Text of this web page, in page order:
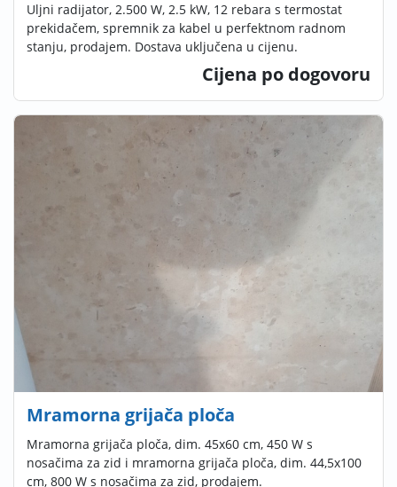
Uljni radijator, 2.500 W, 2.5 kW, 12 rebara s termostat
prekidačem, spremnik za kabel u perfektnom radnom
stanju, prodajem. Dostava uključena u cijenu.
Cijena po dogovoru
Mramorna grijača ploča
Mramorna grijača ploča, dim. 45x60 cm, 450 W s
nosačima za zid i mramorna grijača ploča, dim. 44,5x100
cm, 800 W s nosačima za zid, prodajem.